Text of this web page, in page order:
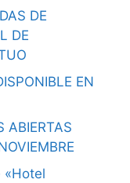
DE
DE
EN
ABIERTAS
«Hotel